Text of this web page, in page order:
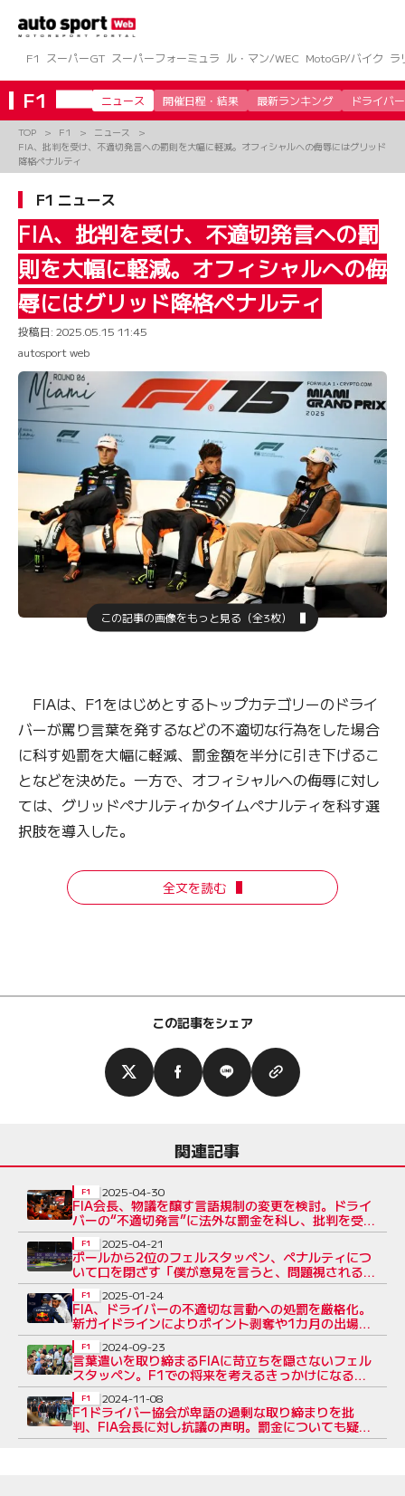
ツ
へ
ス
キ
F1 スーパーGT スーパーフォーミュラ ル・マン/WEC MotoGP/バイク ラ
F1 ニュース 開催日程・結果 最新ランキング ドライバー
TOP F1
ニュース
FIA、批判を受け、不適切発言への罰則を大幅に軽減。オフィシャルへの侮辱にはグリッド
降格ペナルティ
F1 ニュース
FIA、批判を受け、不適切発言への罰
則を大幅に軽減。オフィシャルへの侮
辱にはグリッド降格ペナルティ
投稿日: 2025.05.15 11:45
autosport web
この記事の画像をもっと見る（全3枚）
FIAは、F1をはじめとするトップカテゴリーのドライ
バーが罵り言葉を発するなどの不適切な行為をした場合
に科す処罰を大幅に軽減、罰金額を半分に引き下げるこ
となどを決めた。一方で、オフィシャルへの侮辱に対し
ては、グリッドペナルティかタイムペナルティを科す選
択肢を導入した。
全文を読む
この記事をシェア
関連記事
FIA会長、物議を醸す言語規制の変更を検討。ドライ
バーの“不適切発言”に法外な罰金を科し、批判を受け
る
F1 2025-04-30
ポールから2位のフェルスタッペン、ペナルティにつ
いて口を閉ざす「僕が意見を言うと、問題視されるか
ら」
F1 2025-04-21
FIA、ドライバーの不適切な言動への処罰を厳格化。
新ガイドラインによりポイント剥奪や1カ月の出場停
止の可能性も
F1 2025-01-24
言葉遣いを取り締まるFIAに苛立ちを隠さないフェル
スタッペン。F1での将来を考えるきっかけになると
明言
F1 2024-09-23
F1ドライバー協会が卑語の過剰な取り締まりを批
判、FIA会長に対し抗議の声明。罰金についても疑問
を呈する
F1 2024-11-08